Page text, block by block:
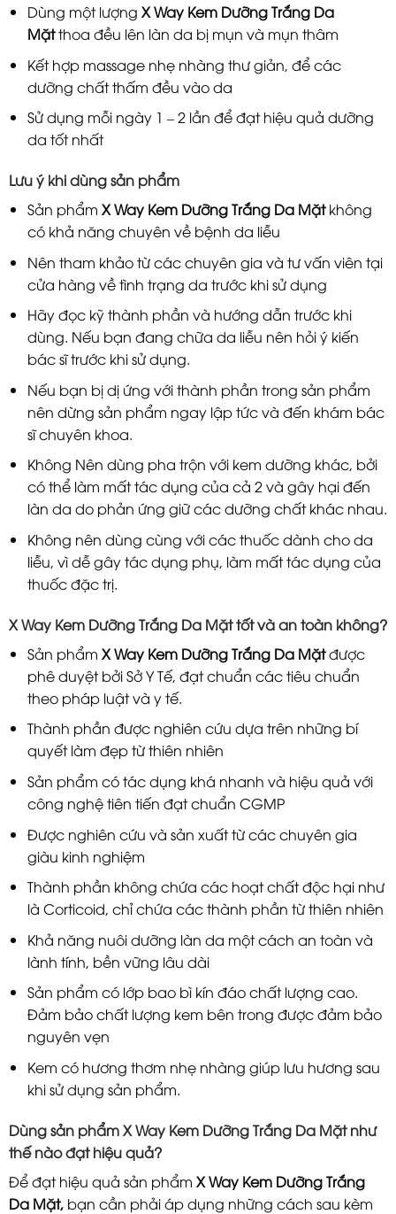
Dùng một lượng X Way Kem Dưỡng Trắng Da
Mặtthoa đều lên làn da bị mụn và mụn thâm
Kết hợp massage nhẹ nhàng thư giản, để các
dưỡng chất thấm đều vào da
Sử dụng mỗi ngày 1 – 2 lần để đạt hiệu quả dưỡng
da tốt nhất
Lưu ý khi dùng sản phẩm
Sản phẩm X Way Kem Dưỡng Trắng Da Mặtkhông
có khả năng chuyên về bệnh da liễu
Nên tham khảo từ các chuyên gia và tư vấn viên tại
cửa hàng về tình trạng da trước khi sử dụng
Hãy đọc kỹ thành phần và hướng dẫn trước khi
dùng. Nếu bạn đang chữa da liễu nên hỏi ý kiến
bác sĩ trước khi sử dụng.
Nếu bạn bị dị ứng với thành phần trong sản phẩm
nên dừng sản phẩm ngay lập tức và đến khám bác
sĩ chuyên khoa.
Không Nên dùng pha trộn với kem dưỡng khác, bởi
có thể làm mất tác dụng của cả 2 và gây hại đến
làn da do phản ứng giữ các dưỡng chất khác nhau.
Không nên dùng cùng với các thuốc dành cho da
liễu, vì dễ gây tác dụng phụ, làm mất tác dụng của
thuốc đặc trị.
X Way Kem Dưỡng Trắng Da Mặt tốt và an toàn không?
Sản phẩm X Way Kem Dưỡng Trắng Da Mặtđược
phê duyệt bởi Sở Y Tế, đạt chuẩn các tiêu chuẩn
theo pháp luật và y tế.
Thành phần được nghiên cứu dựa trên những bí
quyết làm đẹp từ thiên nhiên
Sản phẩm có tác dụng khá nhanh và hiệu quả với
công nghệ tiên tiến đạt chuẩn CGMP
Được nghiên cứu và sản xuất từ các chuyên gia
giàu kinh nghiệm
Thành phần không chứa các hoạt chất độc hại như
là Corticoid, chỉ chứa các thành phần từ thiên nhiên
Khả năng nuôi dưỡng làn da một cách an toàn và
lành tính, bền vững lâu dài
Sản phẩm có lớp bao bì kín đáo chất lượng cao.
Đảm bảo chất lượng kem bên trong được đảm bảo
nguyên vẹn
Kem có hương thơm nhẹ nhàng giúp lưu hương sau
khi sử dụng sản phẩm.
Dùng sản phẩm X Way Kem Dưỡng Trắng Da Mặt như
thế nào đạt hiệu quả?
Để đạt hiệu quả sản phẩm X Way Kem Dưỡng Trắng
Da Mặt, bạn cần phải áp dụng những cách sau kèm